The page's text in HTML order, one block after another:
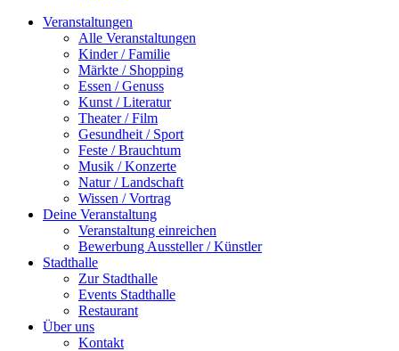
Veranstaltungen
Alle Veranstaltungen
Kinder / Familie
Märkte / Shopping
Essen / Genuss
Kunst / Literatur
Theater / Film
Gesundheit / Sport
Feste / Brauchtum
Musik / Konzerte
Natur / Landschaft
Wissen / Vortrag
Deine Veranstaltung
Veranstaltung einreichen
Bewerbung Aussteller / Künstler
Stadthalle
Zur Stadthalle
Events Stadthalle
Restaurant
Über uns
Kontakt